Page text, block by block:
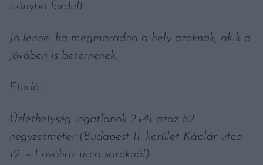
irányba fordult.
Jó lenne, ha megmaradna a hely azoknak, akik a
jövőben is betérnének.
Eladó:
Üzlethelység ingatlanok 2×41 azaz 82
négyzetméter (Budapest II. kerület Káplár utca
19. – Lövőház utca saroknál)